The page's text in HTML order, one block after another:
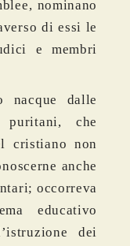
nominano
di essi le
e membri
nacque dalle
che
cristiano non
anche
occorreva
educativo
dei